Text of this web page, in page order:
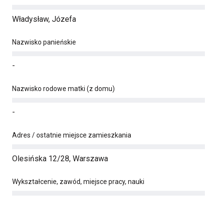
Władysław, Józefa
Nazwisko panieńskie
-
Nazwisko rodowe matki (z domu)
-
Adres / ostatnie miejsce zamieszkania
Olesińska 12/28, Warszawa
Wykształcenie, zawód, miejsce pracy, nauki